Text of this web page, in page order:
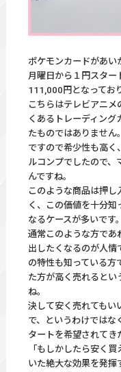
ポケモンカードがあい
月曜日から１円スター
111,000円となってお
こちらはテレビアニメ
くあるトレーディング
たものではありません。
ですので希少性も高く
ルコンプでしたので、
んですね。
このような商品は押
く、この価値を十分知
なるケースが多いです。
通常このような方であ
出したくなるのが人情
の特性も知っている方
た方が高く売れるとい
ね。
決して安く売れてもい
で、というわけではな
タートを希望されてき
「もしかしたら安く
いた絶大な効果を発揮